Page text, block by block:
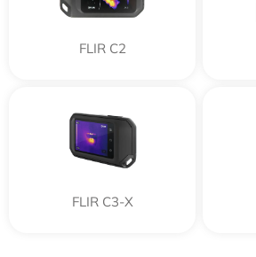
FLIR C2
FLIR С3-Х